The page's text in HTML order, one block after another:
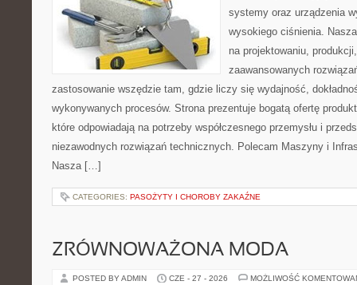
systemy oraz urządzenia
wysokiego ciśnienia.
na projektowaniu,
zaawansowanych
zastosowanie wszędzie tam, gdzie liczy się wydajność,
wykonywanych procesów. Strona prezentuje bogatą ofertę
które odpowiadają na potrzeby współczesnego przemysłu i
niezawodnych rozwiązań technicznych. Polecam Maszyny i
Nasza […]
CATEGORIES: PASOŻYTY I CHOROBY ZAKAŹNE
ZRÓWNOWAŻONA MODA
POSTED BY ADMIN CZE - 27 - 2026 MOŻLIWOŚĆ